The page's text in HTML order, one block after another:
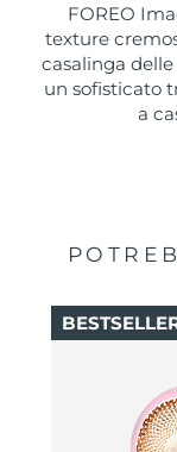
FOREO
texture
casalinga
un sofisticato
a